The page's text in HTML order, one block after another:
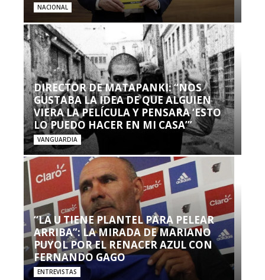
NACIONAL
DIRECTOR DE MATAPANKI: “NOS
GUSTABA LA IDEA DE QUE ALGUIEN
VIERA LA PELÍCULA Y PENSARA ‘ESTO
LO PUEDO HACER EN MI CASA’”
VANGUARDIA
“LA U TIENE PLANTEL PARA PELEAR
ARRIBA”: LA MIRADA DE MARIANO
PUYOL POR EL RENACER AZUL CON
FERNANDO GAGO
ENTREVISTAS